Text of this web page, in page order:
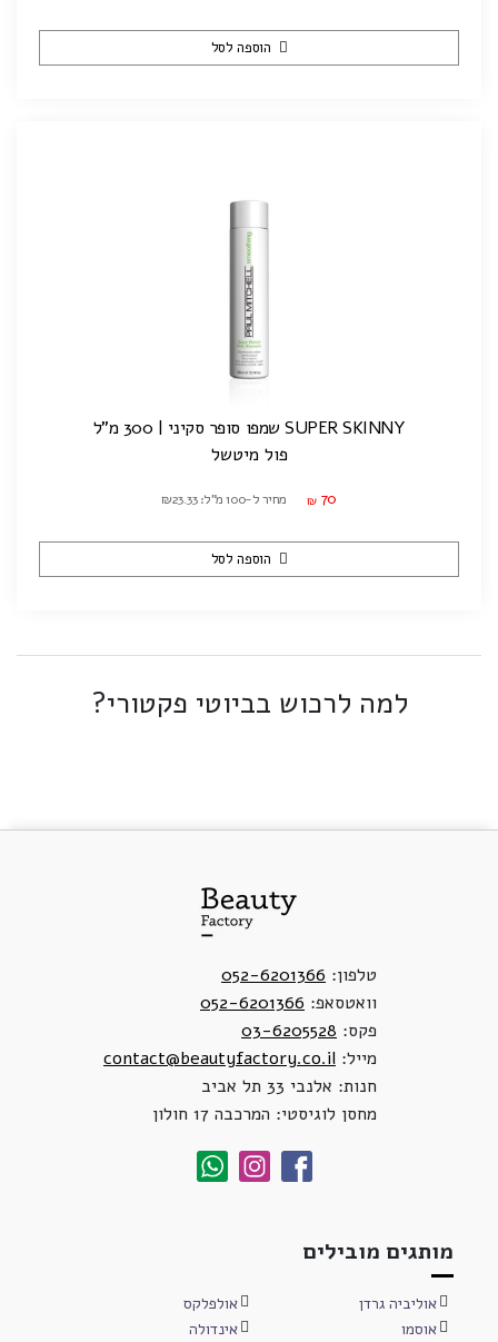
הוספה לסל
SUPER SKINNY שמפו סופר סקיני | 300 מ"ל
פול מיטשל
₪ 70 מחיר ל-100 מ"ל: ₪23.33
הוספה לסל
למה לרכוש בביוטי פקטורי?
טלפון: 052-6201366
וואטסאפ: 052-6201366
פקס: 03-6205528
מייל: contact@beautyfactory.co.il
חנות: אלנבי 33 תל אביב
מחסן לוגיסטי: המרכבה 17 חולון
מותגים מובילים
אוליביה גרדן
אולפלקס
אוסמו
אינדולה